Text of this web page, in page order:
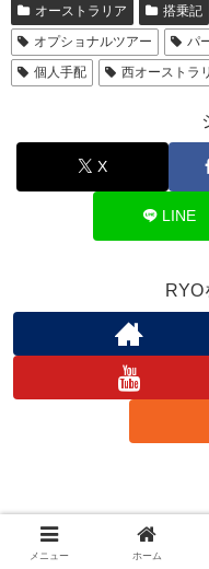
オーストラリア 搭乗記
オプショナルツアー
パ
個人手配
西オーストラ
X
LINE
RYO
メニュー ホーム